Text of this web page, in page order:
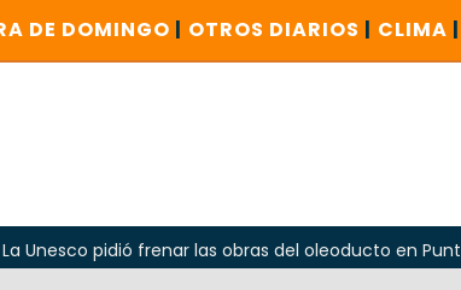
DE DOMINGO | OTROS DIARIOS | CLIMA |
frenar las obras del oleoducto en Punta Colorada